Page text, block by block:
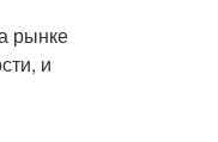
рынке
и